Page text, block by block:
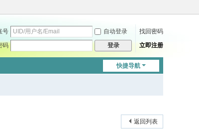
号 自动登录
找回密码
码
登录 立即注册
快捷导航
返回列表